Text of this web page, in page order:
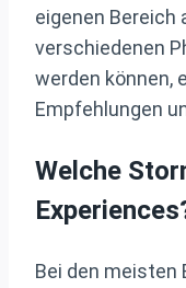
eigenen Bereich
verschiedenen
werden können,
Empfehlungen
Welche
Bei den meisten